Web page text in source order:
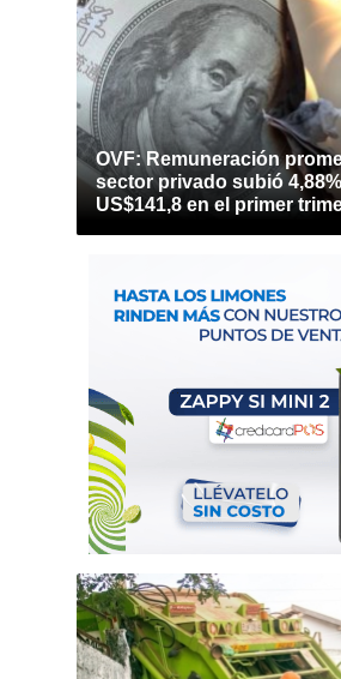
OVF: Remuneración
sector privado subió
US$141,8 en el primer